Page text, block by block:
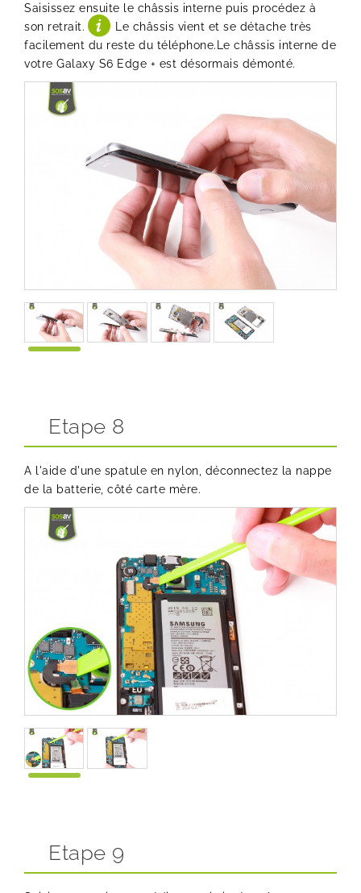
Saisissez ensuite le châssis interne puis procédez à
son retrait.
Le châssis vient et se détache très
facilement du reste du téléphone.Le châssis interne de
votre Galaxy S6 Edge + est désormais démonté.
Etape 8
A l'aide d'une spatule en nylon, déconnectez la nappe
de la batterie, côté carte mère.
Etape 9